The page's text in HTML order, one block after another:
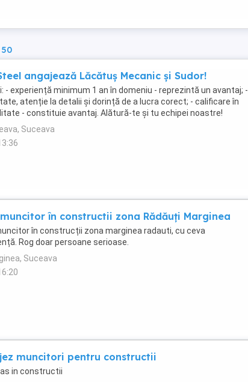
50
angajează Lăcătuș Mecanic și Sudor!
- experiență minimum 1 an în domeniu - reprezintă un avantaj; -
atenție la detalii și dorință de a lucra corect; - calificare în
- constituie avantaj. Alătură-te și tu echipei noastre!
Suceava
în constructii zona Rădăuți Marginea
în construcții zona marginea radauti, cu ceva
Rog doar persoane serioase.
Suceava
muncitori pentru constructii
in constructii